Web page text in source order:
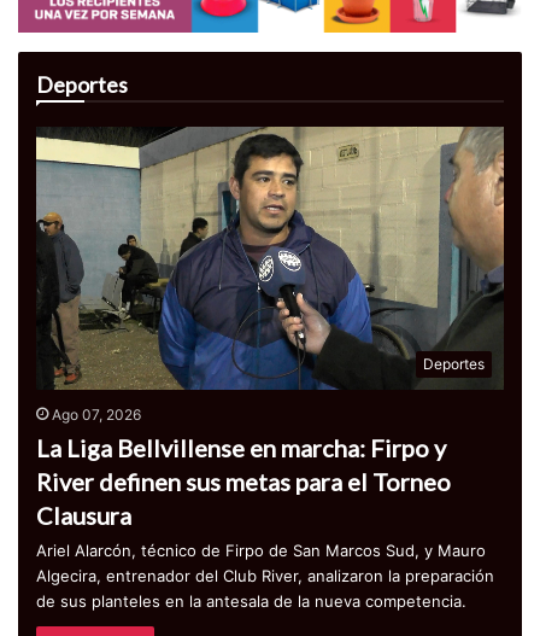
Deportes
Deportes
Ago 07, 2026
La Liga Bellvillense en marcha: Firpo y
River definen sus metas para el Torneo
Clausura
Ariel Alarcón, técnico de Firpo de San Marcos Sud, y Mauro
Algecira, entrenador del Club River, analizaron la preparación
de sus planteles en la antesala de la nueva competencia.